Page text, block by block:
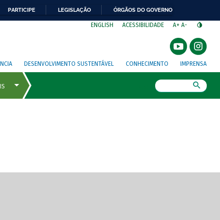
PARTICIPE LEGISLAÇÃO ÓRGÃOS DO GOVERNO
ENGLISH ACESSIBILIDADE A+ A-
DESENVOLVIMENTO SUSTENTÁVEL CONHECIMENTO IMPRENSA
de tela